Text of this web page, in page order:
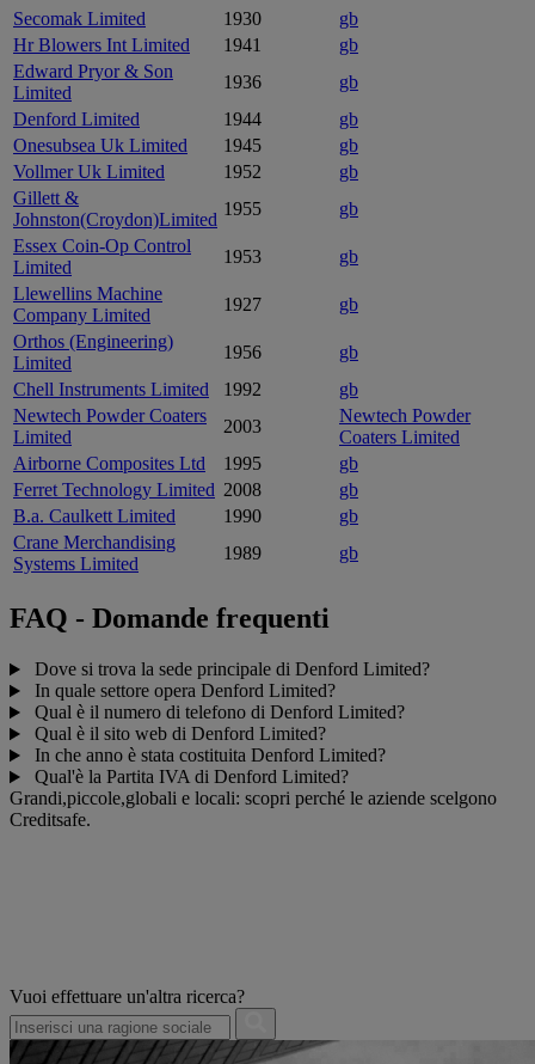
Secomak Limited
1930
gb
Hr Blowers Int Limited
1941
gb
Edward Pryor & Son
Limited
1936
gb
Denford Limited
1944
gb
Onesubsea Uk Limited
1945
gb
Vollmer Uk Limited
1952
gb
Gillett &
Johnston(Croydon)Limited
1955
gb
Essex Coin-Op Control
Limited
1953
gb
Llewellins Machine
Company Limited
1927
gb
Orthos (Engineering)
Limited
1956
gb
Chell Instruments Limited
1992
gb
Newtech Powder Coaters
Limited
2003
Newtech Powder
Coaters Limited
Airborne Composites Ltd
1995
gb
Ferret Technology Limited 2008
gb
B.a. Caulkett Limited
1990
gb
Crane Merchandising
Systems Limited
1989 gb
FAQ - Domande frequenti
Dove si trova la sede principale di Denford Limited?
In quale settore opera Denford Limited?
Qual è il numero di telefono di Denford Limited?
Qual è il sito web di Denford Limited?
In che anno è stata costituita Denford Limited?
Qual'è la Partita IVA di Denford Limited?
Grandi,piccole,globali e locali: scopri perché le aziende scelgono
Creditsafe.
Vuoi effettuare un'altra ricerca?